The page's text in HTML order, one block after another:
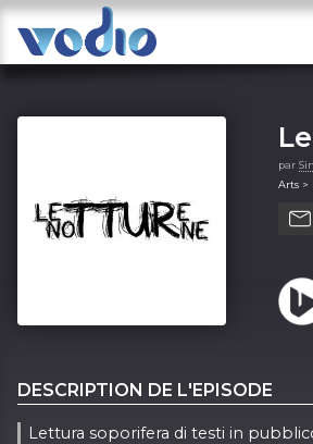
par
Arts >
DESCRIPTION DE L'EPISODE
Lettura soporifera di testi in